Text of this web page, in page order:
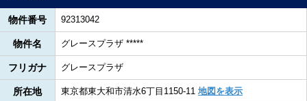
物件番号 92313042
物件名 グレースプラザ *****
フリガナ グレースプラザ
所在地 東京都東大和市清水6丁目1150-11 地図を表示